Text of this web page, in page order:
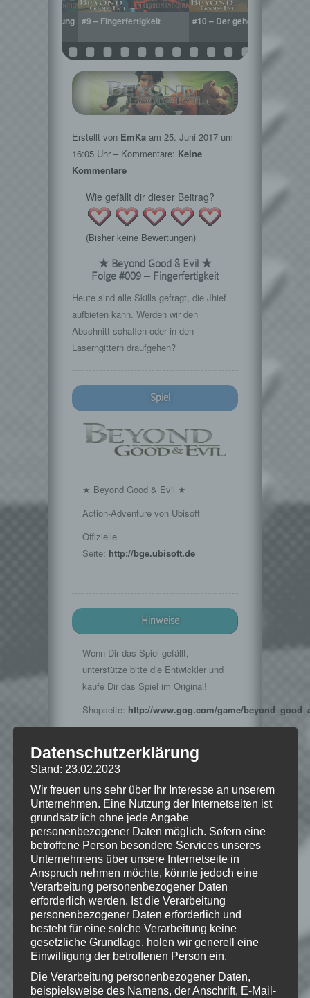
Entdeckung #9 – Fingerfertigkeit #10 – Der geheime Weg
Erstellt von EmKa am 25. Juni 2017 um
16:05 Uhr – Kommentare: Keine
Kommentare
Wie gefällt dir dieser Beitrag?
(Bisher keine Bewertungen)
★ Beyond Good & Evil ★
Folge #009 – Fingerfertigkeit
Heute sind alle Skills gefragt, die Jhief
aufbieten kann. Werden wir den
Abschnitt schaffen oder in den
Laserngittern draufgehen?
Spiel
★ Beyond Good & Evil ★
Action-Adventure von Ubisoft
Offizielle
Seite: http://bge.ubisoft.de
Hinweise
Wenn Dir das Spiel gefällt,
unterstütze bitte die Entwickler und
kaufe Dir das Spiel im Original!
Shopseite: http://www.gog.com/game/
©2003 Ubi Soft Entertainment
Wie gefällt dir dieser Beitrag?
Klicke hier und lasse
eine Bewertung da!
Schreibe einen Kommentar
Deine E-Mail-Adresse wird nicht
veröffentlicht.
sind mit *markiert
Datenschutzerklärung
Stand: 23.02.2023
Wir freuen uns sehr über Ihr Interesse an unserem
Unternehmen. Eine Nutzung der Internetseiten ist
grundsätzlich ohne jede Angabe
personenbezogener Daten möglich. Sofern eine
betroffene Person besondere Services unseres
Unternehmens über unsere Internetseite in
Anspruch nehmen möchte, könnte jedoch eine
Verarbeitung personenbezogener Daten
erforderlich werden. Ist die Verarbeitung
personenbezogener Daten erforderlich und
besteht für eine solche Verarbeitung keine
gesetzliche Grundlage, holen wir generell eine
Einwilligung der betroffenen Person ein.
Die Verarbeitung personenbezogener Daten,
beispielsweise des Namens, der Anschrift, E-Mail-